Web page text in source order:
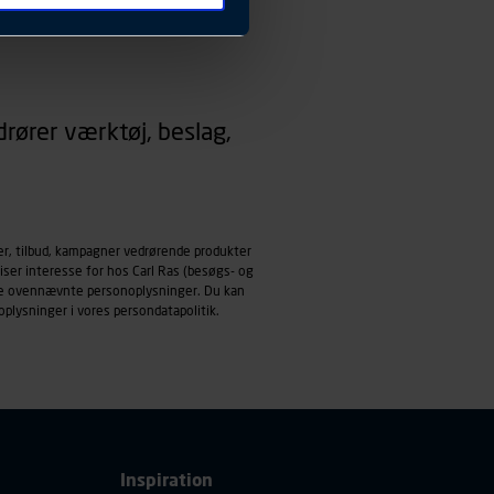
foretrukne sprog, og den
og apps med
behandles der
tidspunkt, hvad der
af
værktøj, beslag,
tilbud, kampagner vedrørende produkter
interesse for hos Carl Ras (besøgs- og
ovennævnte personoplysninger. Du kan
i vores persondatapolitik.
Inspiration